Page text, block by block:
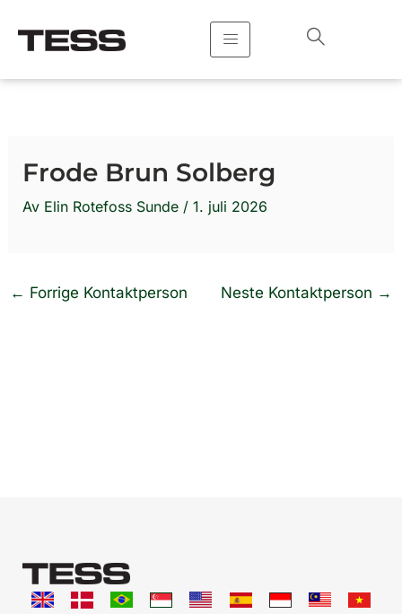
rett
Frode Brun Solberg
Av Elin Rotefoss Sunde / 1. juli 2026
← Forrige Kontaktperson Neste Kontaktperson →